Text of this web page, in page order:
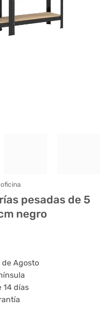
pesadas de 5
negro
de Agosto
14 días